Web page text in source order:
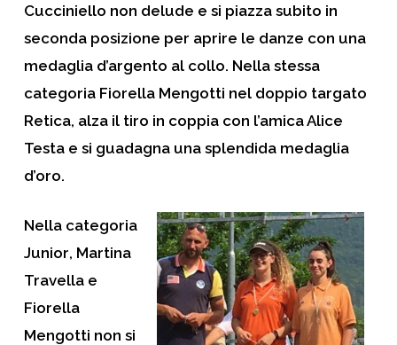
Cucciniello non delude e si piazza subito in
seconda posizione per aprire le danze con una
medaglia d’argento al collo. Nella stessa
categoria Fiorella Mengotti nel doppio targato
Retica, alza il tiro in coppia con l’amica Alice
Testa e si guadagna una splendida medaglia
d’oro.
Nella categoria
Junior, Martina
Travella e
Fiorella
Mengotti non si